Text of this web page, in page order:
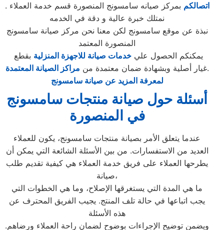
اتصالكم بمركز صيانه سامسونج المنصورة قسم خدمة العملاء .
نمتلك خبرة عالية و دقة في الخدمه
نبذة عن موقع سامسونج لكن معنا نحن مركز صيانة سامسونج
المنصورة المعتمد
يمكنكم الحصول عليخدمات صيانة للاجهزة المنزلية بقطع
غيار أصلية وبشهادة ضمان معتمدة من مراكز الصيانة المعتمدة
.
لمعرفة المزيد عن صيانة سامسونج
أسئلة حول صيانة منتجات سامسونج
في المنصورة
عندما يتعلق الأمر بصيانة منتجات سامسونج، يكون للعملاء
العديد من الاستفسارات. من بين الأسئلة الشائعة التي يمكن أن
يطرحها العملاء على فريق خدمة العملاء هي كيفية تقديم طلب
صيانة،
ما هي المدة التي يستغرقها الإصلاح، وما هي الخطوات التي
يجب اتباعها في حالة تلف المنتج. يجيب الفريق المحترف عن
هذه الأسئلة
ويضمن توضيح الإجراءات بوضوح لضمان راحة العملاء ورضاهم.